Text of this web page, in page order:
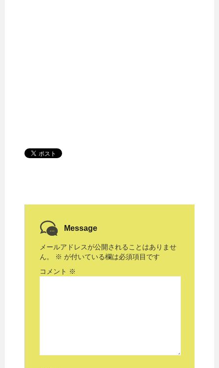
Message
メールアドレスが公開されることはありませ
ん。
※ が付いている欄は必須項目です
コメント ※